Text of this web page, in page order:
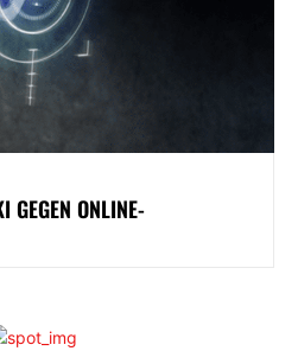
GEGEN ONLINE-